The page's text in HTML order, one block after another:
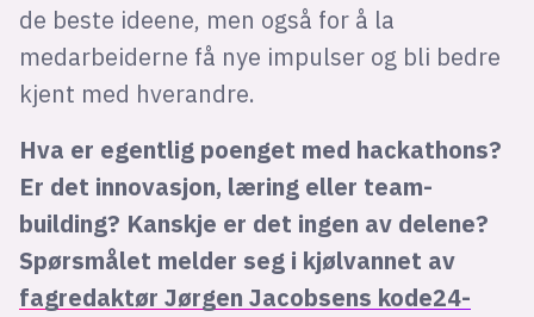
de beste ideene, men også for å la
medarbeiderne få nye impulser og bli bedre
kjent med hverandre.
Hva er egentlig poenget med hackathons?
Er det innovasjon, læring eller team-
building? Kanskje er det ingen av delene?
Spørsmålet melder seg i kjølvannet av
fagredaktør Jørgen Jacobsens kode24-